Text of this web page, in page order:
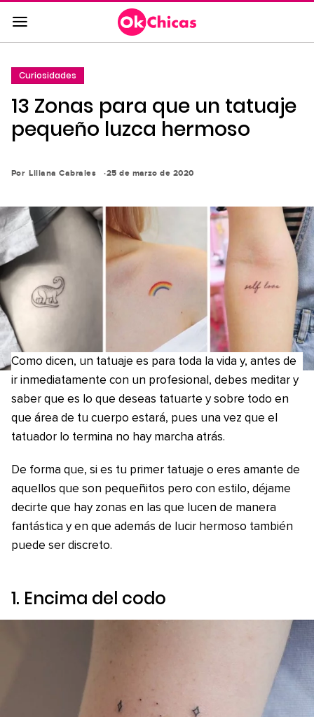
Saltar
al
contenido
la
navegación
Curiosidades
13 Zonas para que un tatuaje
pequeño luzca hermoso
Por Liliana Cabrales 25 de marzo de 2020
Como dicen, un tatuaje es para toda la vida y, antes de
ir inmediatamente con un profesional, debes meditar y
saber que es lo que deseas tatuarte y sobre todo en
que área de tu cuerpo estará, pues una vez que el
tatuador lo termina no hay marcha atrás.
De forma que, si es tu primer tatuaje o eres amante de
aquellos que son pequeñitos pero con estilo, déjame
decirte que hay zonas en las que lucen de manera
fantástica y en que además de lucir hermoso también
puede ser discreto.
1. Encima del codo